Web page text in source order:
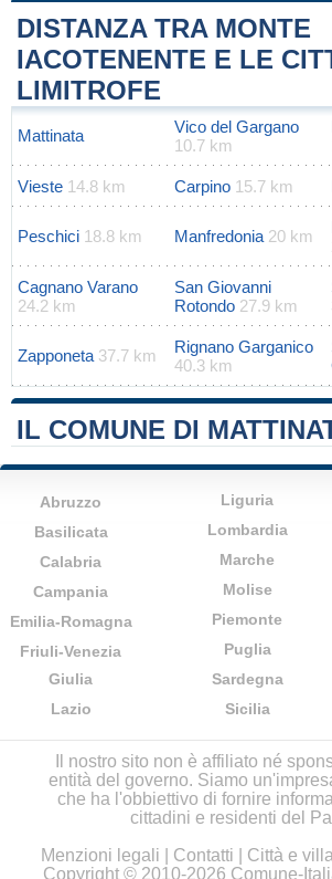
+
−
DISTANZA TRA MONTE
IACOTENENTE E LE
LIMITROFE
Mattinata
Vico del Gargano
10.7 km
Vieste 14.8 km Carpino 15.7 km
Peschici 18.8 km Manfredonia 20 km
Cagnano Varano
24.2 km
San Giovanni
Rotondo 27.9 km
Zapponeta 37.7 km
Rignano Garganico
40.3 km
IL COMUNE DI
Abruzzo
Basilicata
Calabria
Campania
Emilia-Romagna
Friuli-Venezia
Giulia
Lazio
Liguria
Lombardia
Marche
Molise
Piemonte
Puglia
Sardegna
Sicilia
Il nostro sito non è affiliato né
entità del governo. Siamo
che ha l'obbiettivo di fornire
cittadini e residenti del
Menzioni legali
Contatti Città e
Copyright © 2010-2026 Comune-